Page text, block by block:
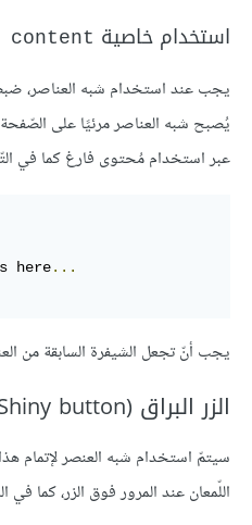
استخدام خاصية content
يجب عند استخدام شبه العناصر،
يُصبح شبه العناصر مرئيًا على
عبر استخدام مُحتوى فارغ كما في
here...
يجب أنّ تجعل الشيفرة السابقة من
الزر البراق (Shiny button)
سيتمّ استخدام شبه العنصر لإتمام
اللّمعان عند المرور فوق الزر، كما في